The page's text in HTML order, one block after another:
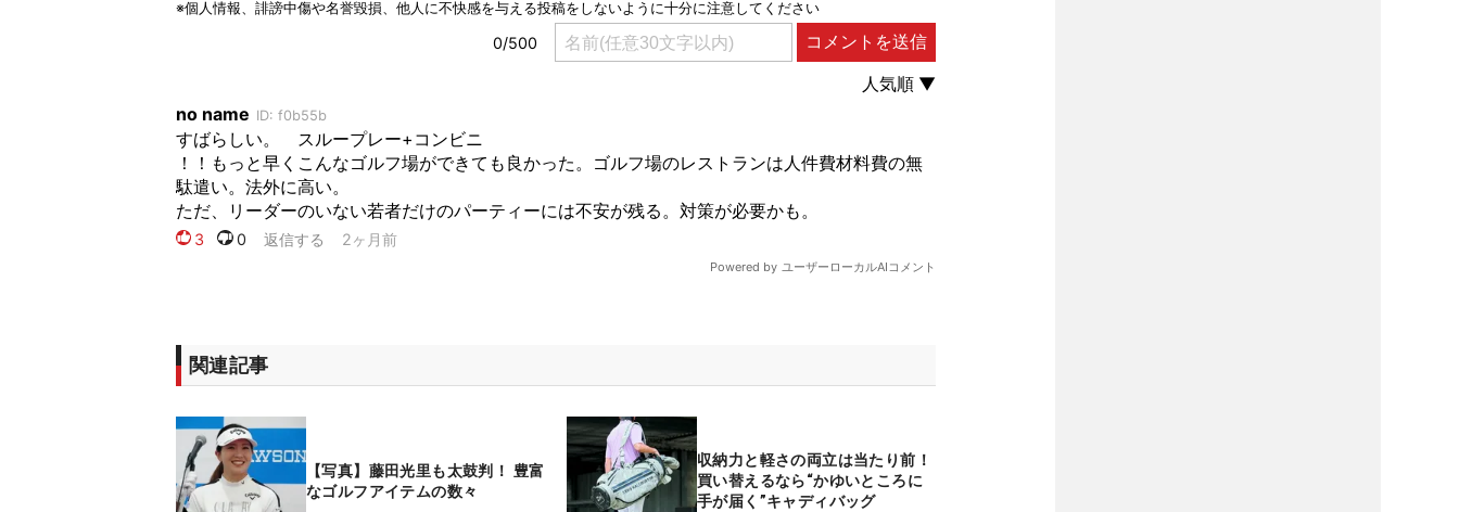
関連記事
【写真】藤田光里も太鼓判！ 豊富
なゴルフアイテムの数々
収納力と軽さの両立は当たり前！
買い替えるなら“かゆいところに
手が届く”キャディバッグ